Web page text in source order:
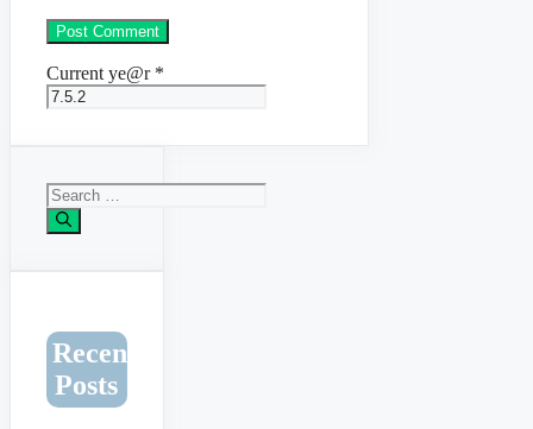
Current ye@r *
Search
for:
Recent
Posts